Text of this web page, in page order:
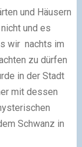
und Häusern
und es
wir nachts im
zu dürfen
in der Stadt
mit dessen
Schwanz in